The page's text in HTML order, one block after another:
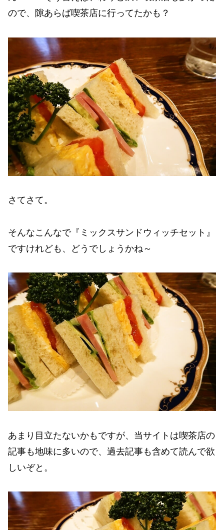
ので、隙あらば喫茶店に行ってたかも？
さてさて。
そんなこんなで『ミックスサンドウィッチセット』
ですけれども、どうでしょうかね～
あまり目立たないかもですが、当サイトは喫茶店の
記事も地味に多いので、過去記事も含めて読んで欲
しいぞと。